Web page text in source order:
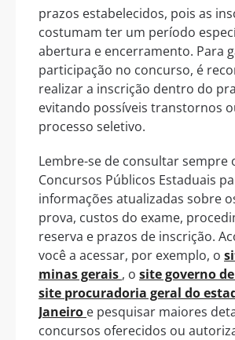
prazos estabelecidos, pois as
costumam ter um período
abertura e encerramento. Para
participação no concurso, é
realizar a inscrição dentro do
evitando possíveis transtornos
processo seletivo.
Lembre-se de consultar sempre
Concursos Públicos Estaduais
informações atualizadas sobre
prova, custos do exame,
reserva e prazos de inscrição.
você a acessar, por exemplo, o
minas gerais , o site governo
site procuradoria geral do
Janeiro e pesquisar maiores
concursos oferecidos ou